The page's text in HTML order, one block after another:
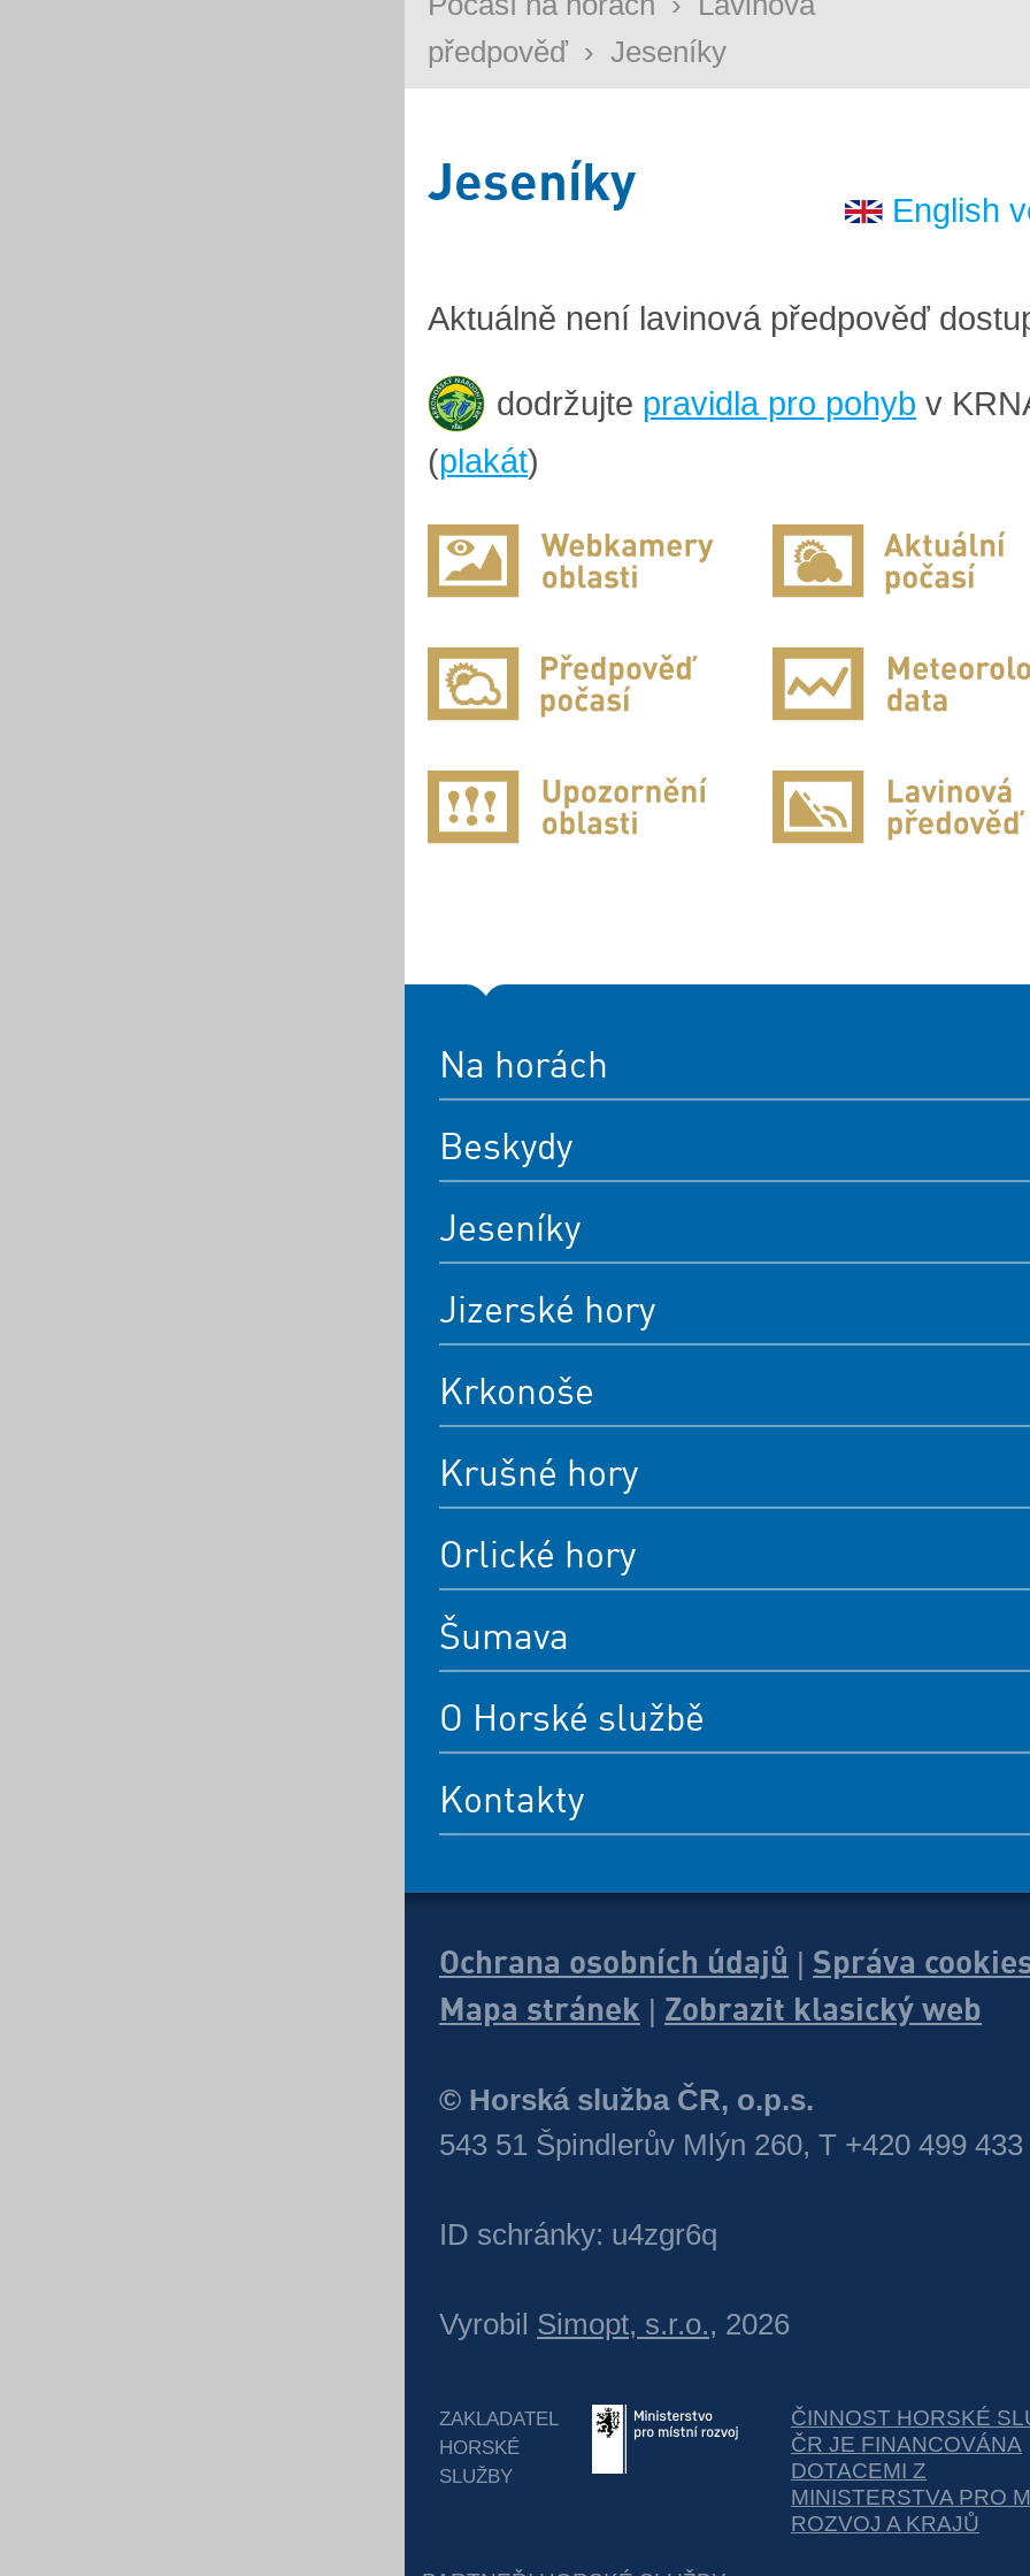
předpověď › Jeseníky
Jeseníky English
Aktuálně není lavinová předpověď
dodržujte pravidla pro pohyb v
(plakát)
Na horách
Beskydy
Jeseníky
Jizerské hory
Krkonoše
Krušné hory
Orlické hory
Šumava
O Horské službě
Kontakty
Ochrana osobních údajů
Správa
Mapa stránek
Zobrazit klasický web
© Horská služba ČR, o.p.s.
543 51 Špindlerův Mlýn 260, T +420 499 433
ID schránky: u4zgr6q
Vyrobil Simopt, s.r.o., 2026
ZAKLADATEL
HORSKÉ
SLUŽBY
ČINNOST HORSKÉ
ČR JE FINANCOVÁNA
DOTACEMI Z
MINISTERSTVA PRO
ROZVOJ A KRAJŮ